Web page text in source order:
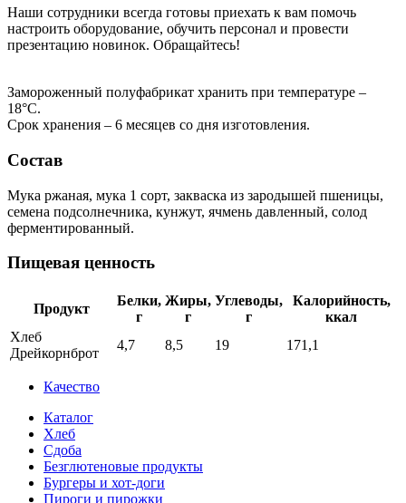
Наши сотрудники всегда готовы приехать к вам помочь
настроить оборудование, обучить персонал и провести
презентацию новинок. Обращайтесь!
Замороженный полуфабрикат хранить при температуре –
18°С.
Срок хранения – 6 месяцев со дня изготовления.
Состав
Мука ржаная, мука 1 сорт, закваска из зародышей пшеницы,
семена подсолнечника, кунжут, ячмень давленный, солод
ферментированный.
Пищевая ценность
Продукт
Белки,
г
Жиры,
г
Углеводы,
г
Калорийность,
ккал
Хлеб
Дрейкорнброт
4,7 8,5 19 171,1
Качество
Каталог
Хлеб
Сдоба
Безглютеновые продукты
Бургеры и хот-доги
Пироги и пирожки